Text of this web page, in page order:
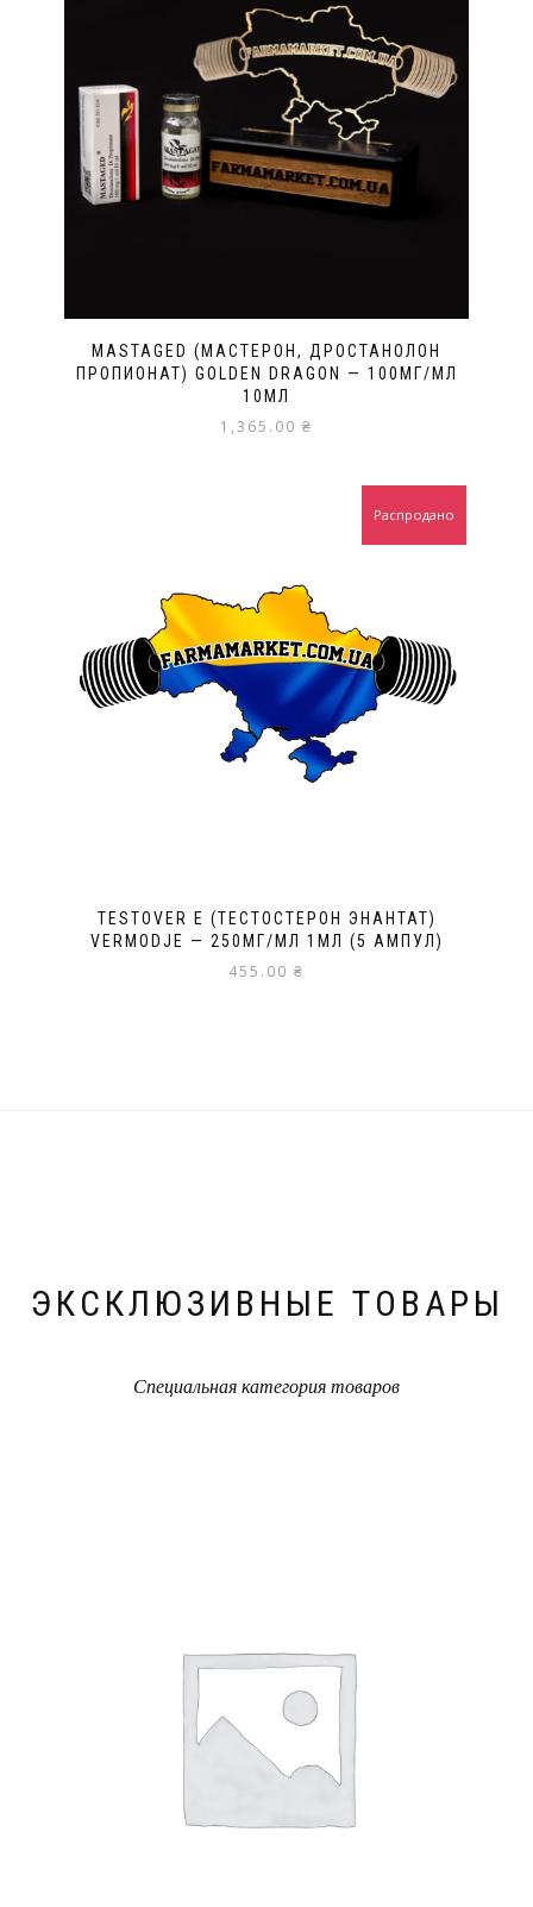
MASTAGED (МАСТЕРОН, ДРОСТАНОЛОН
ПРОПИОНАТ) GOLDEN DRAGON — 100МГ/МЛ
10МЛ
1,365.00 ₴
TESTOVER E (ТЕСТОСТЕРОН ЭНАНТАТ)
VERMODJE — 250МГ/МЛ 1МЛ (5 АМПУЛ)
455.00 ₴
Распродано
ЭКСКЛЮЗИВНЫЕ ТОВАРЫ
Специальная категория товаров